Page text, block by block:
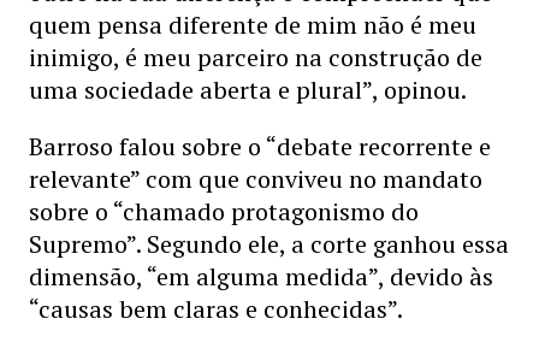
quem pensa diferente de mim não é meu
inimigo, é meu parceiro na construção de
uma sociedade aberta e plural”, opinou.
Barroso falou sobre o “debate recorrente e
relevante” com que conviveu no mandato
sobre o “chamado protagonismo do
Supremo”. Segundo ele, a corte ganhou essa
dimensão, “em alguma medida”, devido às
“causas bem claras e conhecidas”.